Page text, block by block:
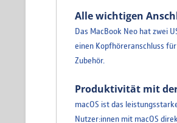
Alle wichtigen
Das MacBook Neo hat zwei
einen Kopfhöreranschluss
Zubehör.
Produktivität mit
macOS ist das
Nutzer:innen mit macOS